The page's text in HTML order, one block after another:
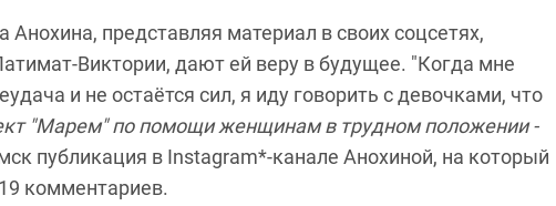
Анохина, представляя материал в своих соцсетях,
Виктории, дают ей веру в будущее. "Когда мне
и не остаётся сил, я иду говорить с девочками, что
"Марем" по помощи женщинам в трудном положении -
публикация в Instagram*-канале Анохиной, на который
комментариев.